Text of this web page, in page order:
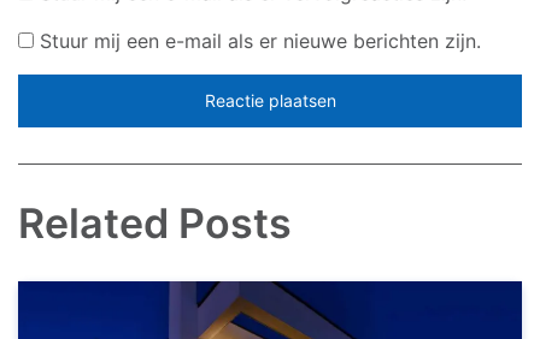
Stuur mij een e-mail als er nieuwe berichten zijn.
Related Posts